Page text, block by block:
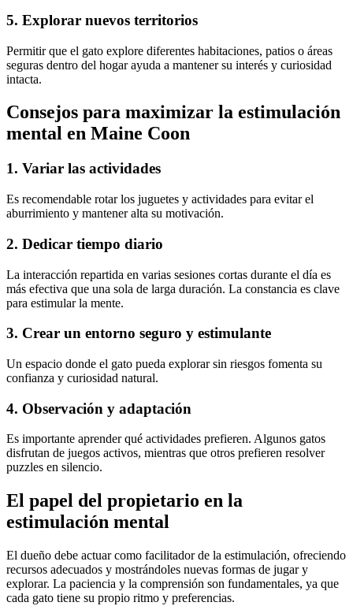
5. Explorar nuevos territorios
Permitir que el gato explore diferentes habitaciones, patios o áreas
seguras dentro del hogar ayuda a mantener su interés y curiosidad
intacta.
Consejos para maximizar la estimulación
mental en Maine Coon
1. Variar las actividades
Es recomendable rotar los juguetes y actividades para evitar el
aburrimiento y mantener alta su motivación.
2. Dedicar tiempo diario
La interacción repartida en varias sesiones cortas durante el día es
más efectiva que una sola de larga duración. La constancia es clave
para estimular la mente.
3. Crear un entorno seguro y estimulante
Un espacio donde el gato pueda explorar sin riesgos fomenta su
confianza y curiosidad natural.
4. Observación y adaptación
Es importante aprender qué actividades prefieren. Algunos gatos
disfrutan de juegos activos, mientras que otros prefieren resolver
puzzles en silencio.
El papel del propietario en la
estimulación mental
El dueño debe actuar como facilitador de la estimulación, ofreciendo
recursos adecuados y mostrándoles nuevas formas de jugar y
explorar. La paciencia y la comprensión son fundamentales, ya que
cada gato tiene su propio ritmo y preferencias.